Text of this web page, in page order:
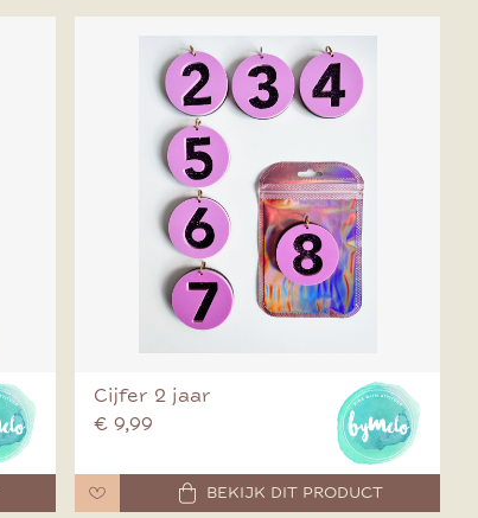
Cijfer 2 jaar
€ 9,99
BEKIJK DIT PRODUCT